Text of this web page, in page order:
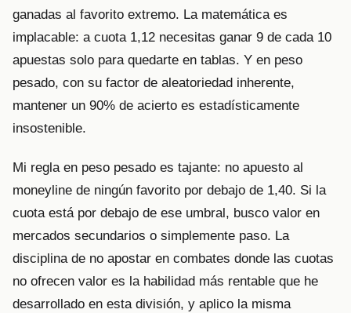
ganadas al favorito extremo. La matemática es
implacable: a cuota 1,12 necesitas ganar 9 de cada 10
apuestas solo para quedarte en tablas. Y en peso
pesado, con su factor de aleatoriedad inherente,
mantener un 90% de acierto es estadísticamente
insostenible.
Mi regla en peso pesado es tajante: no apuesto al
moneyline de ningún favorito por debajo de 1,40. Si la
cuota está por debajo de ese umbral, busco valor en
mercados secundarios o simplemente paso. La
disciplina de no apostar en combates donde las cuotas
no ofrecen valor es la habilidad más rentable que he
desarrollado en esta división, y aplico la misma